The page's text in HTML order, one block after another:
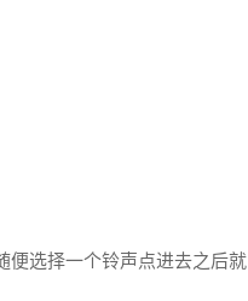
便选择一个铃声点进去之后就